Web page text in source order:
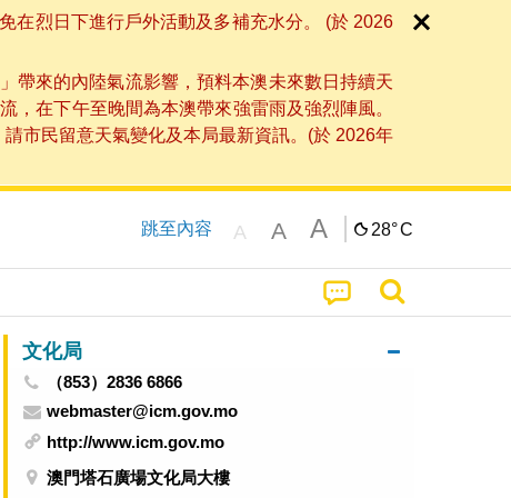
在烈日下進行戶外活動及多補充水分。 (於 2026
帶來的內陸氣流影響，預料本澳未來數日持續天
在下午至晚間為本澳帶來強雷雨及強烈陣風。
市民留意天氣變化及本局最新資訊。(於 2026年
跳至內容 A A A 28°C
文化局
（853）2836 6866
webmaster@icm.gov.mo
http://www.icm.gov.mo
澳門塔石廣場文化局大樓